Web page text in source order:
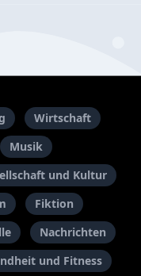
Wirtschaft
Musik
und Kultur
Fiktion
Nachrichten
und Fitness